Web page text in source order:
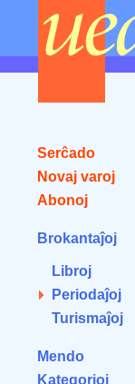
Serĉado
Novaj varoj
Abonoj
Brokantaĵoj
Libroj
Periodaĵoj
Turismaĵoj
Mendo
Kategorioj